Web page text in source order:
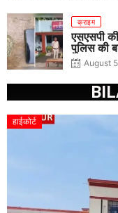
क्राइम
एसएसपी
पुलिस की
गिरफ्तार
August
हाईकोर्ट